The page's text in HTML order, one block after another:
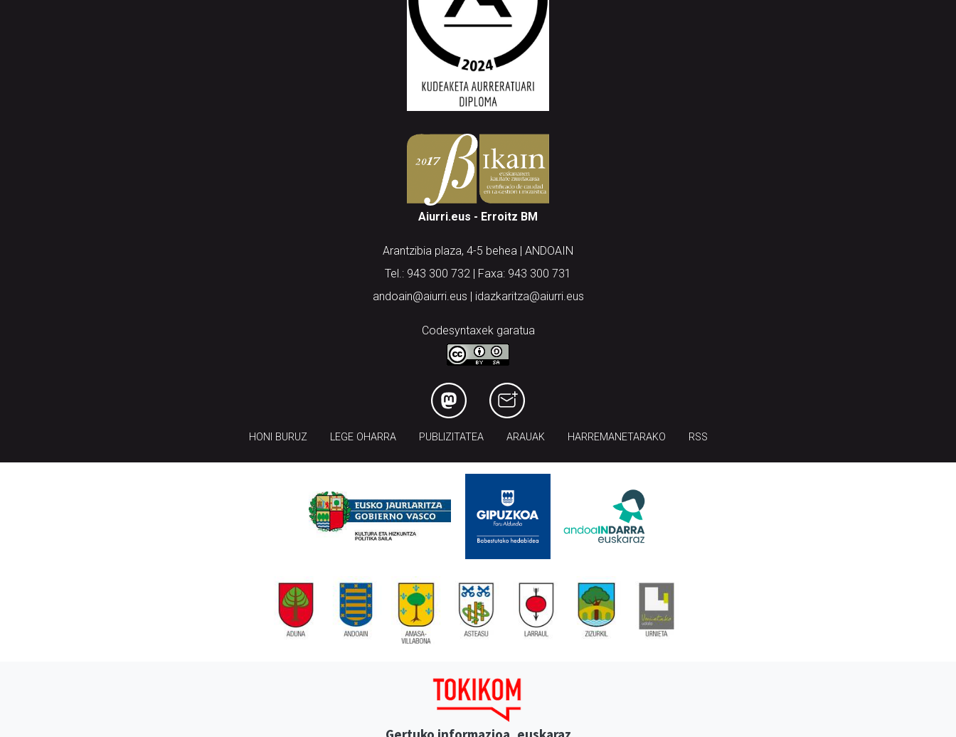
Aiurri.eus - Erroitz BM
Arantzibia plaza, 4-5 behea | ANDOAIN
Tel.: 943 300 732 | Faxa: 943 300 731
andoain@aiurri.eus | idazkaritza@aiurri.eus
Codesyntaxek garatua
HONI BURUZ LEGE OHARRA PUBLIZITATEA ARAUAK HARREMANETARAKO RSS